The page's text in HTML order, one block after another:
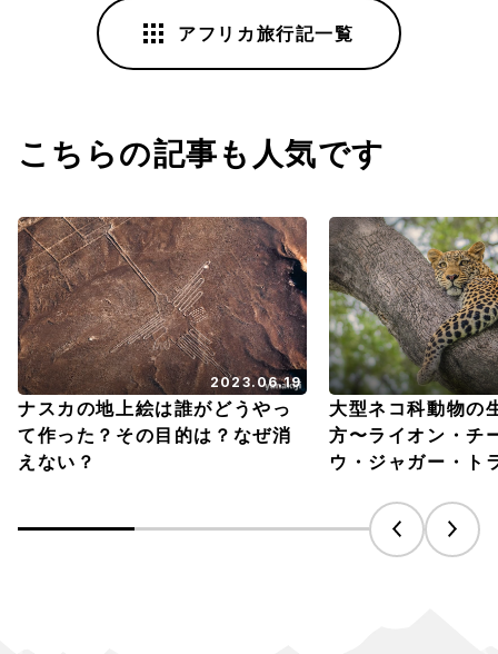
アフリカ旅行記一覧
こちらの記事も人気です
2023.06.19
ナスカの地上絵は誰がどうやっ
て作った？その目的は？なぜ消
えない？
大型ネコ科動物の
方〜ライオン・チ
ウ・ジャガー・ト